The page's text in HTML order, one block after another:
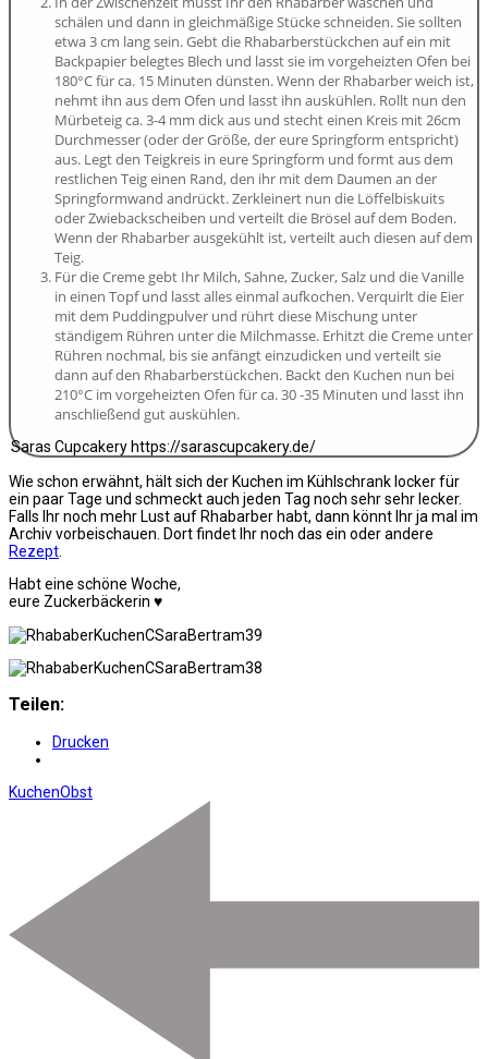
schälen und dann in gleichmäßige Stücke schneiden. Sie sollten
etwa 3 cm lang sein. Gebt die Rhabarberstückchen auf ein mit
Backpapier belegtes Blech und lasst sie im vorgeheizten Ofen bei
180°C für ca. 15 Minuten dünsten. Wenn der Rhabarber weich ist,
nehmt ihn aus dem Ofen und lasst ihn auskühlen. Rollt nun den
Mürbeteig ca. 3-4 mm dick aus und stecht einen Kreis mit 26cm
Durchmesser (oder der Größe, der eure Springform entspricht)
aus. Legt den Teigkreis in eure Springform und formt aus dem
restlichen Teig einen Rand, den ihr mit dem Daumen an der
Springformwand andrückt. Zerkleinert nun die Löffelbiskuits
oder Zwiebackscheiben und verteilt die Brösel auf dem Boden.
Wenn der Rhabarber ausgekühlt ist, verteilt auch diesen auf dem
Teig.
Für die Creme gebt Ihr Milch, Sahne, Zucker, Salz und die Vanille
in einen Topf und lasst alles einmal aufkochen. Verquirlt die Eier
mit dem Puddingpulver und rührt diese Mischung unter
ständigem Rühren unter die Milchmasse. Erhitzt die Creme unter
Rühren nochmal, bis sie anfängt einzudicken und verteilt sie
dann auf den Rhabarberstückchen. Backt den Kuchen nun bei
210°C im vorgeheizten Ofen für ca. 30 -35 Minuten und lasst ihn
anschließend gut auskühlen.
Saras Cupcakery https://sarascupcakery.de/
Wie schon erwähnt, hält sich der Kuchen im Kühlschrank locker für
ein paar Tage und schmeckt auch jeden Tag noch sehr sehr lecker.
Falls Ihr noch mehr Lust auf Rhabarber habt, dann könnt Ihr ja mal im
Archiv vorbeischauen. Dort findet Ihr noch das ein oder andere
Rezept
Habt eine schöne Woche,
eure Zuckerbäckerin ♥
Teilen:
Drucken
KuchenObst